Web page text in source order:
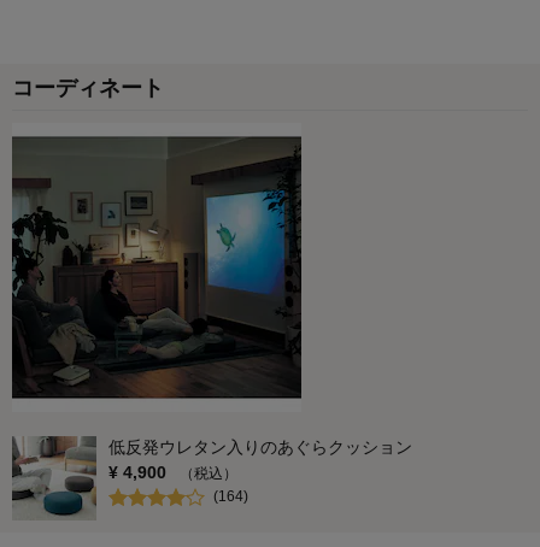
コーディネート
低反発ウレタン入りのあぐらクッション
¥ 4,900
（税込）
(164)